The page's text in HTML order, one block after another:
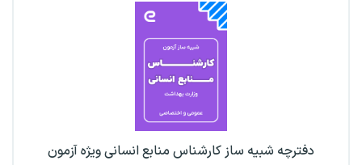
دفترچه شبیه ساز کارشناس منابع انسانی ویژه آزمون